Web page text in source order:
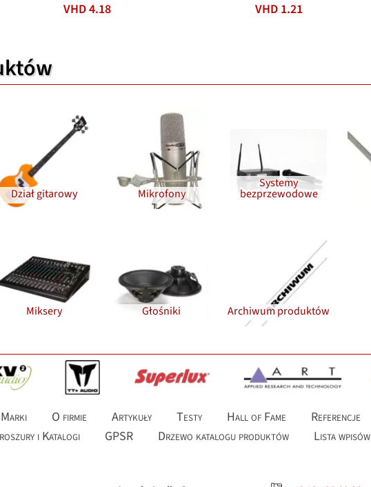
VHD 4.18 VHD 1.21
Dział gitarowy Mikrofony
Systemy
bezprzewodowe
Miksery Głośniki Archiwum produktów
Marki O firmie Artykuły Testy Hall of Fame Referencje
i Katalogi GPSR Drzewo katalogu produktów Lista wpisów